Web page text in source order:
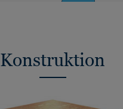
Konstruktion